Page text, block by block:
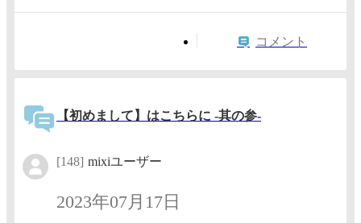
コメント
【初めまして】はこちらに -其の参-
[148] mixiユーザー
2023年07月17日